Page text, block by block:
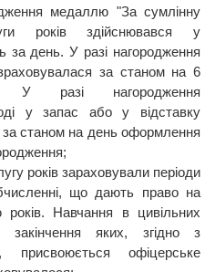
медаллю "За сумлінну
років здійснювався у
за день. У разі нагородження
за станом на 6
У разі нагородження
у запас або у відставку
за станом на день оформлення
років зараховували періоди
що дають право на
років. Навчання в цивільних
закінчення яких, згідно з
присвоюється офіцерське